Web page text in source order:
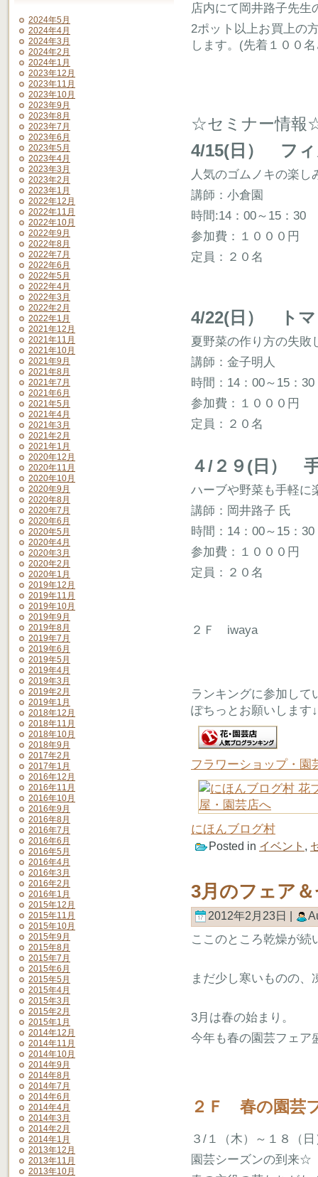
2024年5月
2024年4月
2024年3月
2024年2月
2024年1月
2023年12月
2023年11月
2023年10月
2023年9月
2023年8月
2023年7月
2023年6月
2023年5月
2023年4月
2023年3月
2023年2月
2023年1月
2022年12月
2022年11月
2022年10月
2022年9月
2022年8月
2022年7月
2022年6月
2022年5月
2022年4月
2022年3月
2022年2月
2022年1月
2021年12月
2021年11月
2021年10月
2021年9月
2021年8月
2021年7月
2021年6月
2021年5月
2021年4月
2021年3月
2021年2月
2021年1月
2020年12月
2020年11月
2020年10月
2020年9月
2020年8月
2020年7月
2020年6月
2020年5月
2020年4月
2020年3月
2020年2月
2020年1月
2019年12月
2019年11月
2019年10月
2019年9月
2019年8月
2019年7月
2019年6月
2019年5月
2019年4月
2019年3月
2019年2月
2019年1月
2018年12月
2018年11月
2018年10月
2018年9月
2017年2月
2017年1月
2016年12月
2016年11月
2016年10月
2016年9月
2016年8月
2016年7月
2016年6月
2016年5月
2016年4月
2016年3月
2016年2月
2016年1月
2015年12月
2015年11月
2015年10月
2015年9月
2015年8月
2015年7月
2015年6月
2015年5月
2015年4月
2015年3月
2015年2月
2015年1月
2014年12月
2014年11月
2014年10月
2014年9月
2014年8月
2014年7月
2014年6月
2014年4月
2014年3月
2014年2月
2014年1月
2013年12月
2013年11月
2013年10月
店内にて岡井路子先生
2ポット以上お買上の
します。(先着１００
☆セミナー情報
4/15(日） フィ
人気のゴムノキの楽
講師：小倉園
時間:14：00～15：30
参加費：１０００円
定員：２０名
4/22(日） トマ
夏野菜の作り方の失敗
講師：金子明人
時間：14：00～15：30
参加費：１０００円
定員：２０名
４/２９(日）
ハーブや野菜も手軽に
講師：岡井路子 氏
時間：14：00～15：30
参加費：１０００円
定員：２０名
２Ｆ iwaya
ランキングに参加して
ぽちっとお願いします↓
フラワーショップ・園
にほんブログ村
Posted in イベント ,
3月のフェア
2012年2月23日 |
ここのところ乾燥が続
まだ少し寒いものの
3月は春の始まり。
今年も春の園芸フェア
２Ｆ 春の園芸
３/１（木）～１８（日
園芸シーズンの到来☆